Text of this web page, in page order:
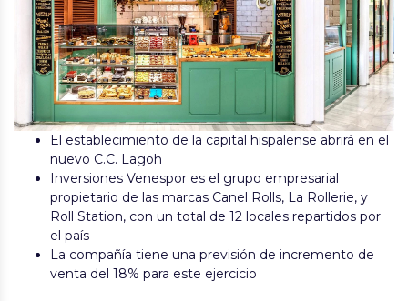
El establecimiento de la capital hispalense abrirá en el
nuevo C.C. Lagoh
Inversiones Venespor es el grupo empresarial
propietario de las marcas Canel Rolls, La Rollerie, y
Roll Station, con un total de 12 locales repartidos por
el país
La compañía tiene una previsión de incremento de
venta del 18% para este ejercicio